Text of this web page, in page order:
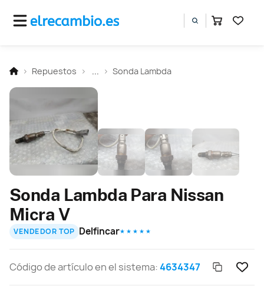
Repuestos Sonda Lambda
Sonda Lambda Para Nissan
Micra V
VENDEDOR TOP Delfincar★ ★ ★ ★ ★
Código de artículo en el sistema:4634347